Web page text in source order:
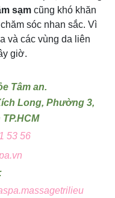
sạm cũng khó khăn
sóc nhan sắc. Vì
và các vùng da liên
giờ.
Tâm an.
Long, Phường 3,
53 56